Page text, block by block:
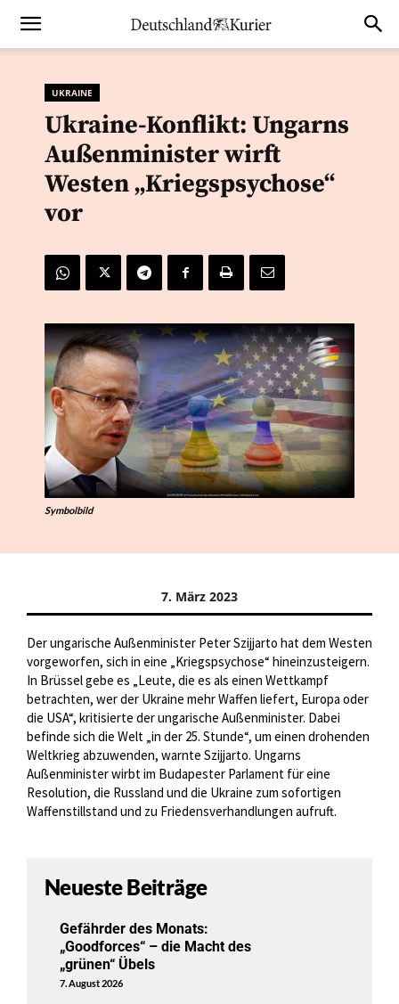
UKRAINE
Ukraine-Konflikt: Ungarns
Außenminister wirft
Westen „Kriegspsychose“
vor
Symbolbild
7. März 2023
Der ungarische Außenminister Peter Szijjarto hat dem Westen
vorgeworfen, sich in eine „Kriegspsychose“ hineinzusteigern.
In Brüssel gebe es „Leute, die es als einen Wettkampf
betrachten, wer der Ukraine mehr Waffen liefert, Europa oder
die USA“, kritisierte der ungarische Außenminister. Dabei
befinde sich die Welt „in der 25. Stunde“, um einen drohenden
Weltkrieg abzuwenden, warnte Szijjarto. Ungarns
Außenminister wirbt im Budapester Parlament für eine
Resolution, die Russland und die Ukraine zum sofortigen
Waffenstillstand und zu Friedensverhandlungen aufruft.
Neueste Beiträge
Gefährder des Monats:
„Goodforces“ – die Macht des
„grünen“ Übels
7. August 2026